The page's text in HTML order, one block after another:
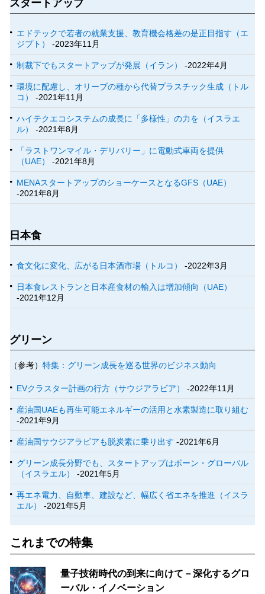
スタートアップ
エドテックで若者の就業支援、教育機会格差の是正目指す（エ
ジプト）
-2023年11月
制裁下でもスタートアップが発展（イラン） -2022年4月
環境に配慮し、オリーブの種から代替プラスチック生成（トル
コ）
-2021年11月
ハイテクエコシステムの成長に「多様性」の力を（イスラエ
ル）
-2021年8月
「ラストワンマイル・デリバリー」に電動式車両を提供
（UAE）
-2021年8月
MENAスタートアップのショーケースとなるGFS（UAE）
-2021年8月
日本食
食文化に変化、広がる日本酒市場（トルコ） -2022年3月
日本食レストランと日本産食材の輸入は増加傾向（UAE）
-2021年12月
グリーン
（参考）特集：グリーン成長を巡る世界のビジネス動向
EVクラスター計画の行方（サウジアラビア） -2022年11月
産油国UAEも再生可能エネルギーの活用と水素製造に取り組む
-2021年9月
産油国サウジアラビアも脱炭素に乗り出す -2021年6月
グリーン成長分野でも、スタートアップはボーン・グローバル
（イスラエル）
-2021年5月
再エネ電力、自動車、建設など、幅広く省エネを推進（イスラ
エル）
-2021年5月
これまでの特集
量子技術時代の到来に向けて－深化するグロ
ーバル・イノベーション